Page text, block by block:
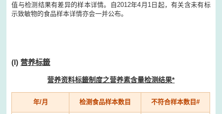
值与检测结果有差异的样本详情。自2012年4月1日起，有关含未有标
示致敏物的食品样本详情亦会一并公布。
(I) 营养标籤
营养资料标籤制度之营养素含量检测结果*
年/月 检测食品样本数目 不符合样本数目#